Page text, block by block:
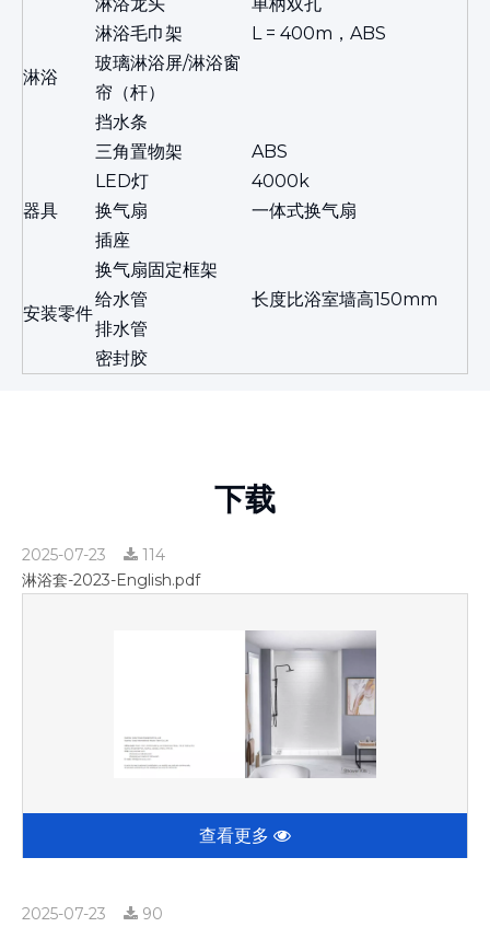
淋浴
淋浴毛巾架
L = 400m，ABS
玻璃淋浴屏/淋浴窗
帘（杆）
挡水条
三角置物架
ABS
器具
LED灯
4000k
换气扇
一体式换气扇
插座
安装零件
换气扇固定框架
给水管
长度比浴室墙高150mm
排水管
密封胶
下载
2025-07-23
114
淋浴套-2023-English.pdf
查看更多
2025-07-23
90